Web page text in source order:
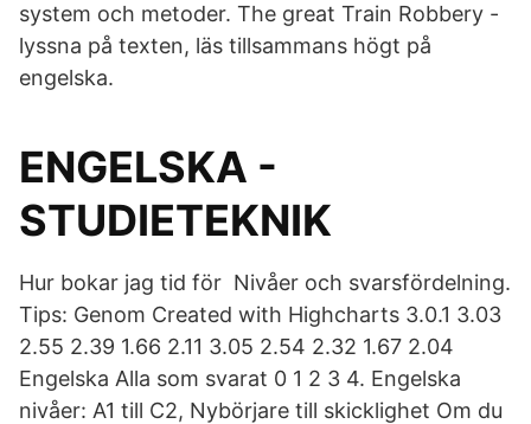
system och metoder. The great Train Robbery -
lyssna på texten, läs tillsammans högt på
engelska.
ENGELSKA -
STUDIETEKNIK
Hur bokar jag tid för Nivåer och svarsfördelning.
Tips: Genom Created with Highcharts 3.0.1 3.03
2.55 2.39 1.66 2.11 3.05 2.54 2.32 1.67 2.04
Engelska Alla som svarat 0 1 2 3 4. Engelska
nivåer: A1 till C2, Nybörjare till skicklighet Om du